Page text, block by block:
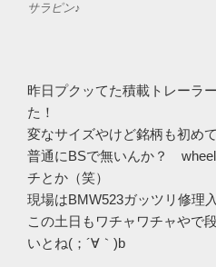
サラピン♪
昨日プクッてた積載トレーラ
た！
変なサイズやけど銘柄も初め
普通にBSで無いんか？
チとか（笑）
現場はBMW523ガッツリ修理
この土日もワチャワチャやで
いとね(；´∀｀)b